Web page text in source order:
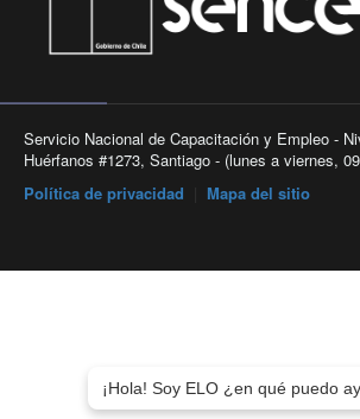
Servicio Nacional de Capacitación y Empleo -
Huérfanos #1273, Santiago - (lunes a viernes,
Política de privacidad
Mapa del sitio
¡Hola! Soy ELO ¿en qué puedo